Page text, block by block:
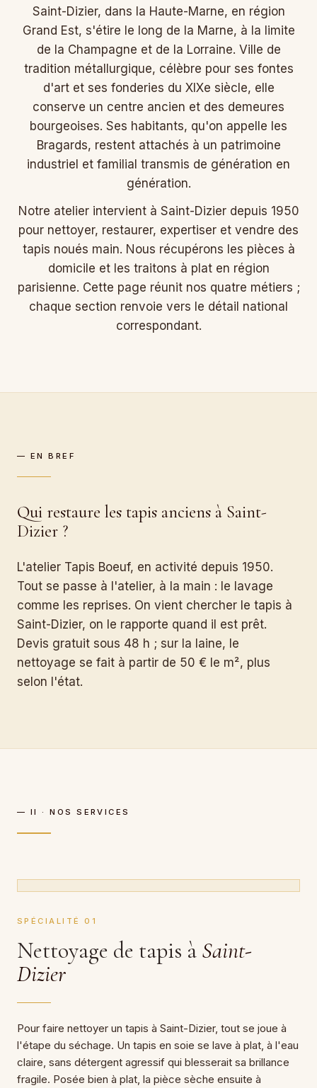
Saint-Dizier, dans la Haute-Marne, en région
Grand Est, s'étire le long de la Marne, à la limite
de la Champagne et de la Lorraine. Ville de
tradition métallurgique, célèbre pour ses fontes
d'art et ses fonderies du XIXe siècle, elle
conserve un centre ancien et des demeures
bourgeoises. Ses habitants, qu'on appelle les
Bragards, restent attachés à un patrimoine
industriel et familial transmis de génération en
génération.
Notre atelier intervient à Saint-Dizier depuis 1950
pour nettoyer, restaurer, expertiser et vendre des
tapis noués main. Nous récupérons les pièces à
domicile et les traitons à plat en région
parisienne. Cette page réunit nos quatre métiers ;
chaque section renvoie vers le détail national
correspondant.
— EN BREF
Qui restaure les tapis anciens à Saint-
Dizier ?
L'atelier Tapis Boeuf, en activité depuis 1950.
Tout se passe à l'atelier, à la main : le lavage
comme les reprises. On vient chercher le tapis à
Saint-Dizier, on le rapporte quand il est prêt.
Devis gratuit sous 48 h ; sur la laine, le
nettoyage se fait à partir de 50 € le m², plus
selon l'état.
— II · NOS SERVICES
SPÉCIALITÉ 01
Nettoyage de tapis à Saint-
Dizier
Pour faire nettoyer un tapis à Saint-Dizier, tout se joue à
l'étape du séchage. Un tapis en soie se lave à plat, à l'eau
claire, sans détergent agressif qui blesserait sa brillance
fragile. Posée bien à plat, la pièce sèche ensuite à